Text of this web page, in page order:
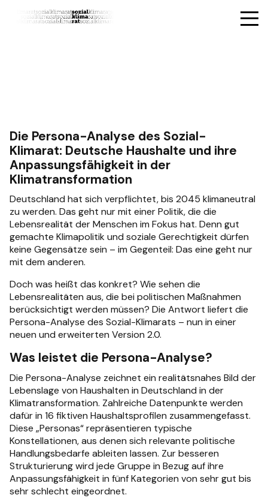
Die Persona-Analyse des Sozial-
Klimarat: Deutsche Haushalte und ihre
Anpassungsfähigkeit in der
Klimatransformation
Deutschland hat sich verpflichtet, bis 2045 klimaneutral
zu werden. Das geht nur mit einer Politik, die die
Lebensrealität der Menschen im Fokus hat. Denn gut
gemachte Klimapolitik und soziale Gerechtigkeit dürfen
keine Gegensätze sein – im Gegenteil: Das eine geht nur
mit dem anderen.
Doch was heißt das konkret? Wie sehen die
Lebensrealitäten aus, die bei politischen Maßnahmen
berücksichtigt werden müssen? Die Antwort liefert die
Persona-Analyse des Sozial-Klimarats – nun in einer
neuen und erweiterten Version 2.0.
Was leistet die Persona-Analyse?
Die Persona-Analyse zeichnet ein realitätsnahes Bild der
Lebenslage von Haushalten in Deutschland in der
Klimatransformation. Zahlreiche Datenpunkte werden
dafür in 16 fiktiven Haushaltsprofilen zusammengefasst.
Diese „Personas“ repräsentieren typische
Konstellationen, aus denen sich relevante politische
Handlungsbedarfe ableiten lassen. Zur besseren
Strukturierung wird jede Gruppe in Bezug auf ihre
Anpassungsfähigkeit in fünf Kategorien von sehr gut bis
sehr schlecht eingeordnet.